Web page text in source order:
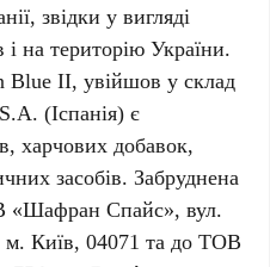
звідки у вигляді
на територію України.
Blue II, увійшов у склад
(Іспанія) є
харчових добавок,
засобів. Забруднена
«Шафран Спайс», вул.
Київ, 04071 та до ТОВ